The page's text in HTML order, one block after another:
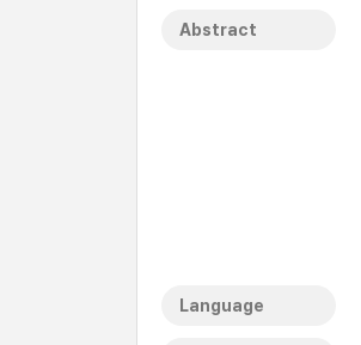
Abstract
Language